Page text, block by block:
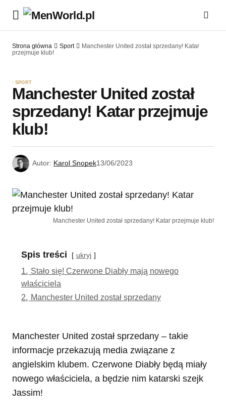
Strona główna Sport
Manchester United został sprzedany! Katar
przejmuje klub!
SPORT
Manchester United został
sprzedany! Katar przejmuje
klub!
Autor: Karol Snopek13/06/2023
Manchester United został sprzedany! Katar przejmuje klub!
Spis treści ukryj
1. Stało się! Czerwone Diabły mają nowego
właściciela
2. Manchester United został sprzedany
Manchester United został sprzedany – takie
informacje przekazują media związane z
angielskim klubem. Czerwone Diabły będą miały
nowego właściciela, a będzie nim katarski szejk
Jassim!